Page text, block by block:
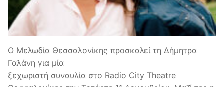
Ο Μελωδία Θεσσαλονίκης προσκαλεί τη Δήμητρα
Γαλάνη για μία
ξεχωριστή συναυλία στο Radio City Theatre